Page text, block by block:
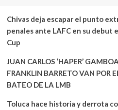
Chivas deja escapar el punto
penales ante LAFC en su debut
Cup
JUAN CARLOS ‘HAPER’
FRANKLIN BARRETO VAN POR
BATEO DE LA LMB
Toluca hace historia y derrota